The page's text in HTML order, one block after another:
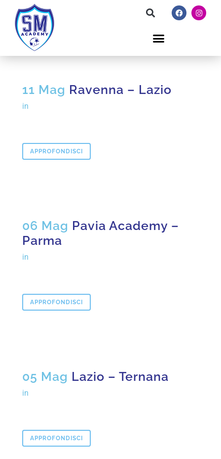
11 Mag Ravenna – Lazio
in
APPROFONDISCI
06 Mag Pavia Academy –
Parma
in
APPROFONDISCI
05 Mag Lazio – Ternana
in
APPROFONDISCI